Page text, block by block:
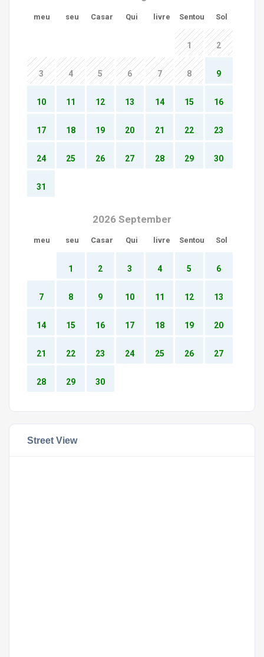
meu seu Casar Qui livre Sentou Sol
1 2
3 4 5 6 7 8 9
10 11 12 13 14 15 16
17 18 19 20 21 22 23
24 25 26 27 28 29 30
31
2026 September
meu seu Casar Qui livre Sentou Sol
1 2 3 4 5 6
7 8 9 10 11 12 13
14 15 16 17 18 19 20
21 22 23 24 25 26 27
28 29 30
Street View